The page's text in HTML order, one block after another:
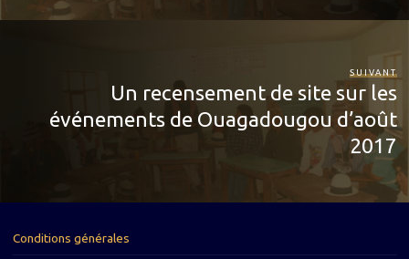
SUIVANT
Un recensement de site sur les
événements de Ouagadougou d’août
2017
Conditions générales